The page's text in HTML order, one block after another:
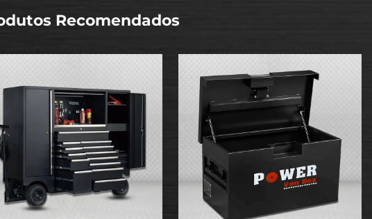
Recomendados